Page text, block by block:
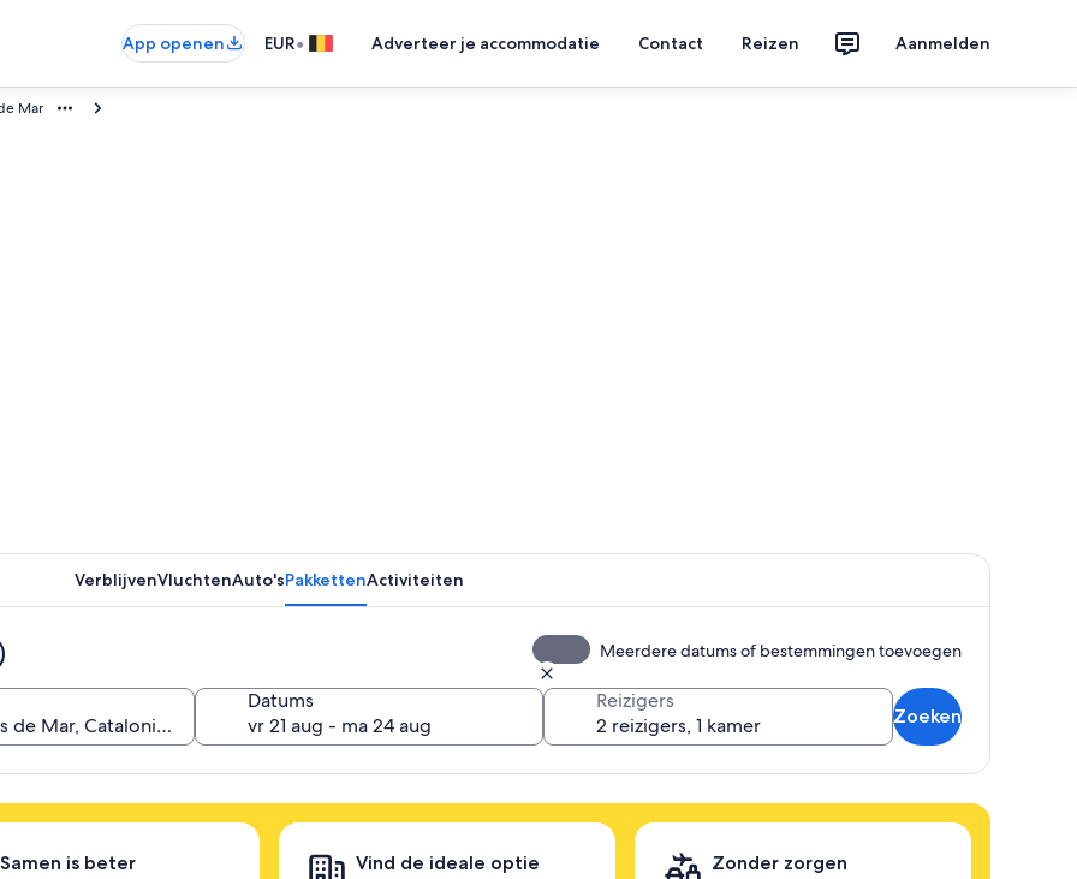
App openen EUR• Adverteer je accommodatie Contact Reizen Aanmelden
Mar
VerblijvenVluchtenAuto'sPakkettenActiviteiten
Meerdere datums of bestemmingen toevoegen
Datums Reizigers
Zoeken
Samen is beter Vind de ideale optie Zonder zorgen